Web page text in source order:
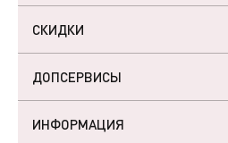
СКИДКИ
ДОПСЕРВИСЫ
ИНФОРМАЦИЯ